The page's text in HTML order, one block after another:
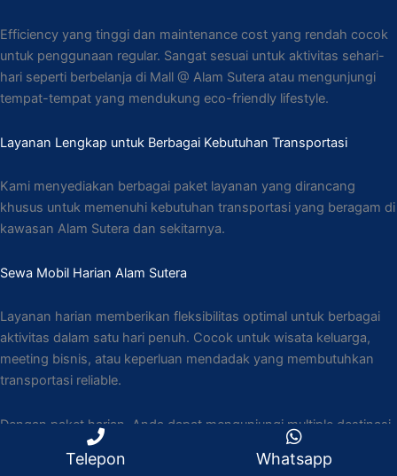
Efficiency yang tinggi dan maintenance cost yang rendah cocok
untuk penggunaan regular. Sangat sesuai untuk aktivitas sehari-
hari seperti berbelanja di Mall @ Alam Sutera atau mengunjungi
tempat-tempat yang mendukung eco-friendly lifestyle.
Layanan Lengkap untuk Berbagai Kebutuhan Transportasi
Kami menyediakan berbagai paket layanan yang dirancang
khusus untuk memenuhi kebutuhan transportasi yang beragam di
kawasan Alam Sutera dan sekitarnya.
Sewa Mobil Harian Alam Sutera
Layanan harian memberikan fleksibilitas optimal untuk berbagai
aktivitas dalam satu hari penuh. Cocok untuk wisata keluarga,
meeting bisnis, atau keperluan mendadak yang membutuhkan
transportasi reliable.
Dengan paket harian, Anda dapat mengunjungi multiple destinasi
seperti berbelanja di IKEA, makan siang di The Flavor Bliss, dan
mengakhiri hari dengan rekreasi di Scientia Square Park.
Telepon Whatsapp